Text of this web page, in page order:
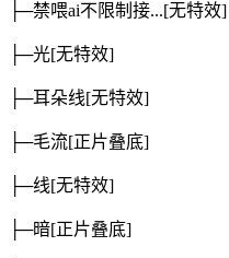
├─禁喂ai不限制接...[无特效]
├─光[无特效]
├─耳朵线[无特效]
├─毛流[正片叠底]
├─线[无特效]
├─暗[正片叠底]